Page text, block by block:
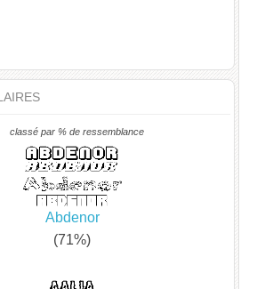
classé par % de ressemblance
Abdenor
(71%)